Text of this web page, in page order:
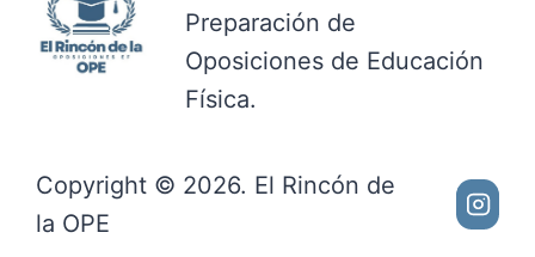
Preparación de
Oposiciones de Educación
Física.
Copyright © 2026. El Rincón de
la OPE